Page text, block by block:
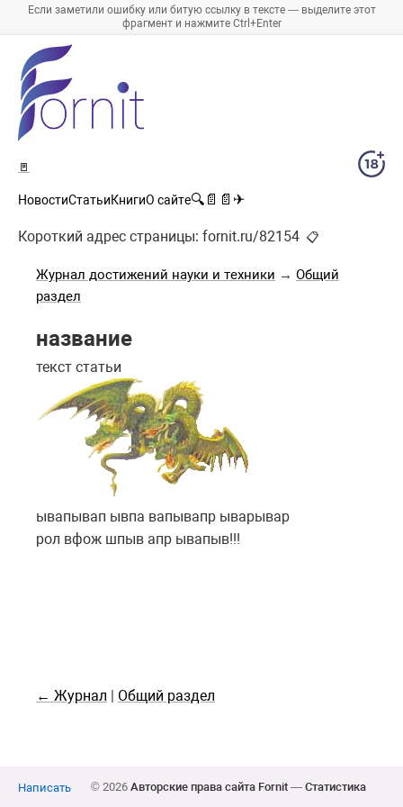
Если заметили ошибку или битую ссылку в тексте — выделите этот
фрагмент и нажмите Ctrl+Enter
🚪
НовостиСтатьиКнигиО сайте🔍 📄 📄 ✈
Короткий адрес страницы: fornit.ru/82154 📋
Журнал достижений науки и техники → Общий
раздел
название
текст статьи
ывапывап ывпа вапывапр ыварывар
рол вфож шпыв апр ывапыв!!!
← Журнал | Общий раздел
Написать © 2026 Авторские права сайта Fornit— Статистика